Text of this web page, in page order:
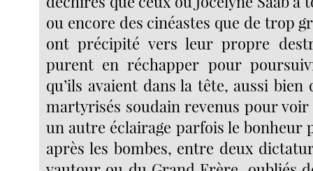
ou encore des cinéastes que de trop
ont précipité vers leur propre
purent en réchapper pour
qu’ils avaient dans la tête, aussi bien
martyrisés soudain revenus pour
un autre éclairage parfois le bonheur
après les bombes, entre deux